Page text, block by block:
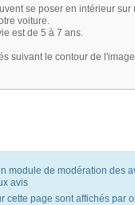
se poser en intérieur sur
voiture.
est de 5 à 7 ans.
suivant le contour de l'image.
module de modération des
avis
cette page sont affichés par